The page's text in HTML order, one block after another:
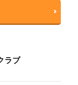
ラブ